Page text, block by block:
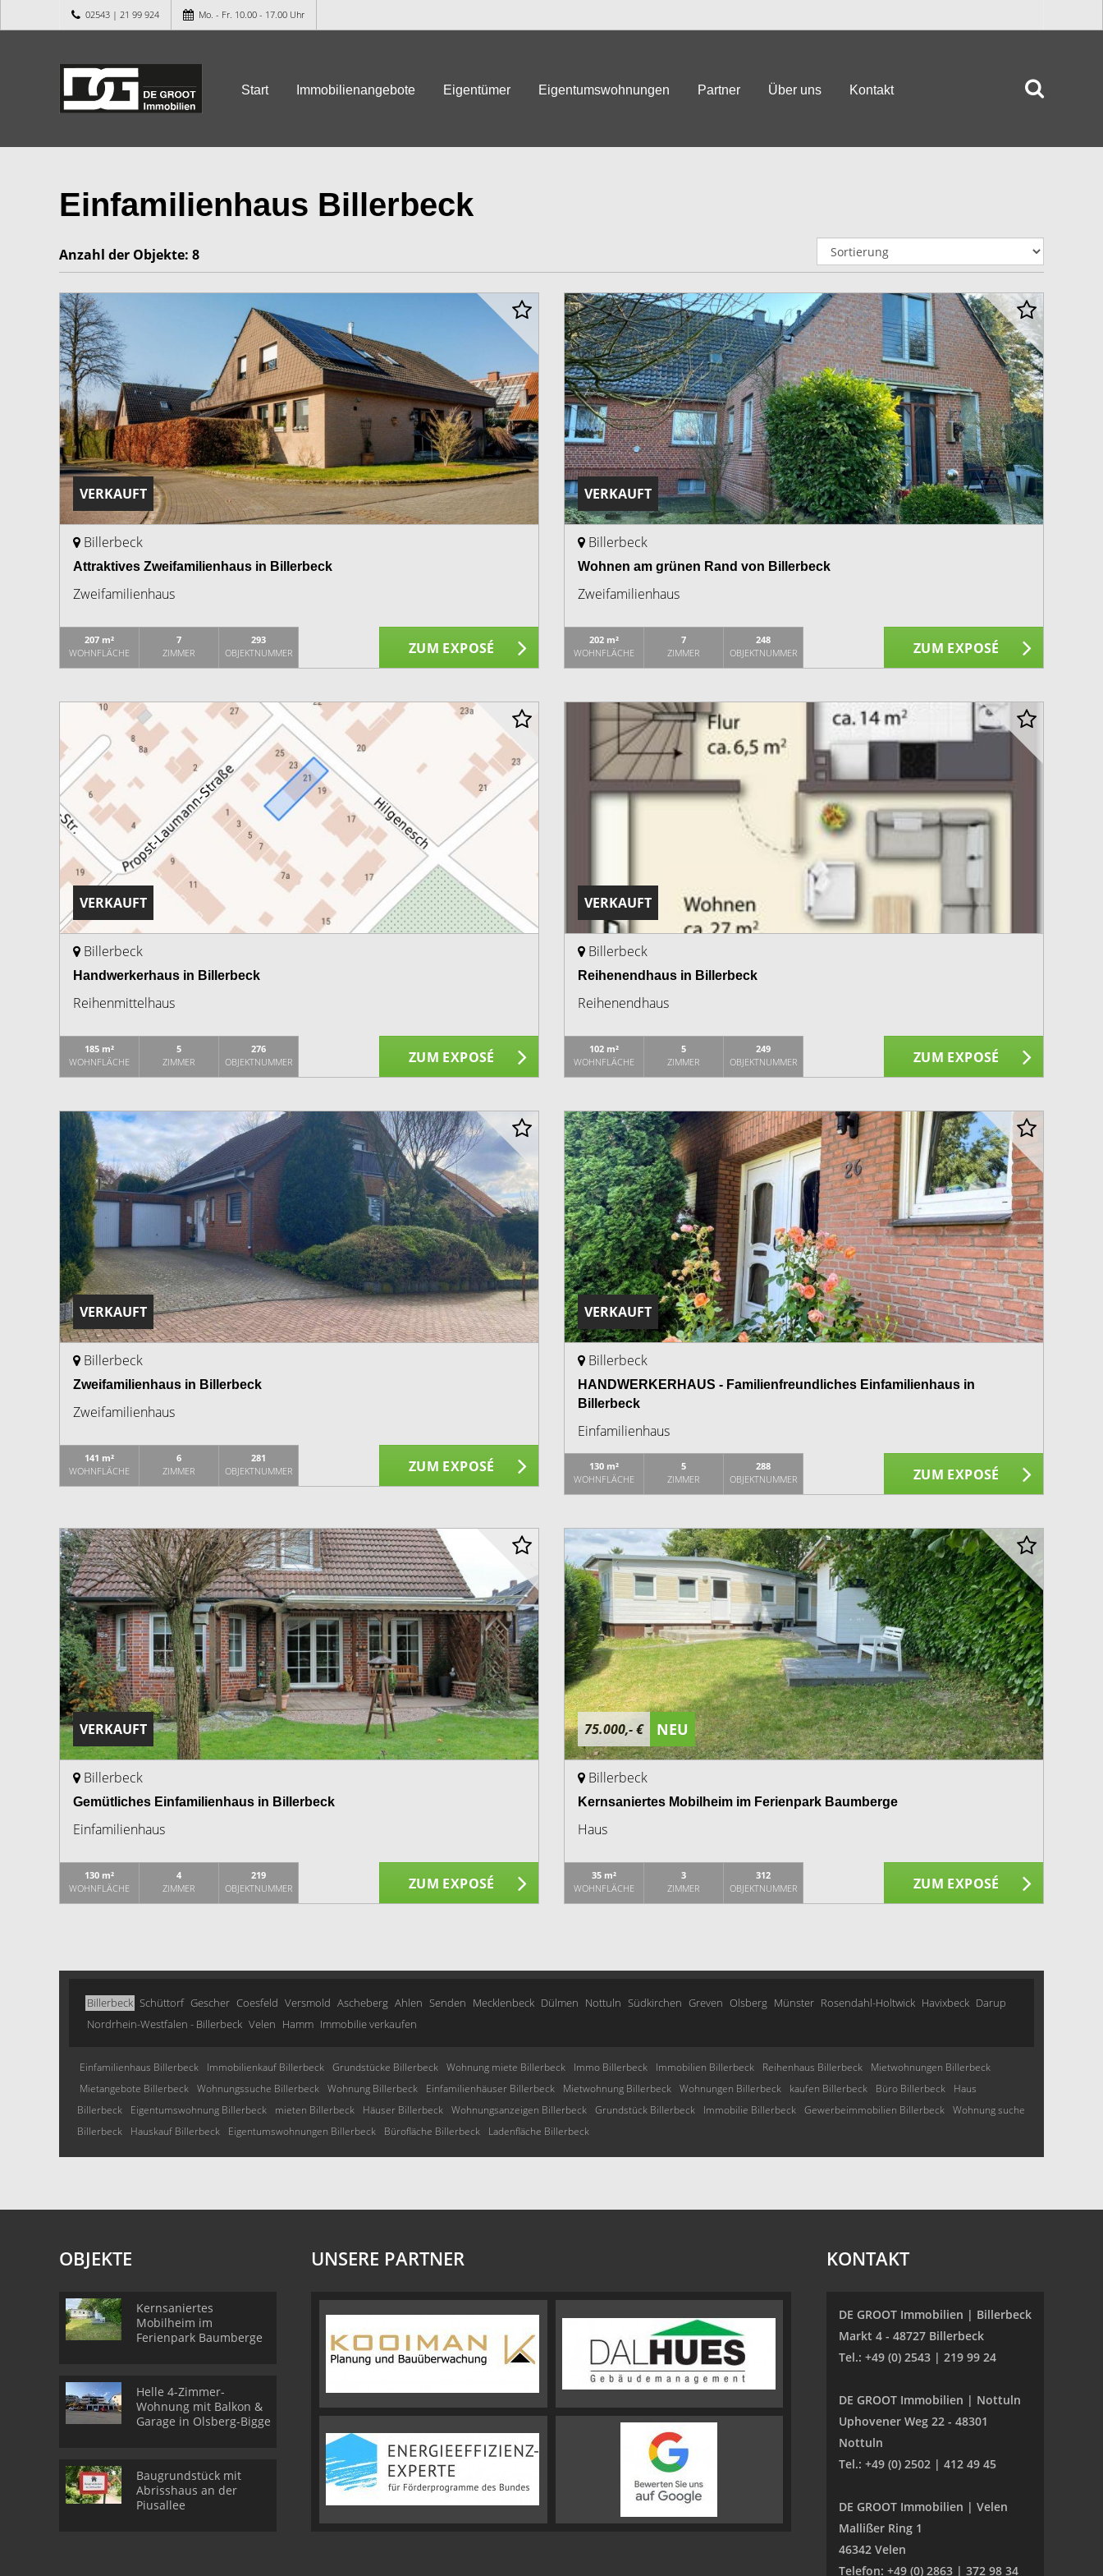
02543 | 21 99 924 Mo. - Fr. 10.00 - 17.00 Uhr
Start Immobilienangebote Eigentümer Eigentumswohnungen Partner Über uns Kontakt
Einfamilienhaus Billerbeck
Anzahl der Objekte: 8
VERKAUFT
Billerbeck
Attraktives Zweifamilienhaus in Billerbeck
Zweifamilienhaus
207 m²
WOHNFLÄCHE
7
ZIMMER
293
OBJEKTNUMMER
ZUM EXPOSÉ
VERKAUFT
Billerbeck
Wohnen am grünen Rand von Billerbeck
Zweifamilienhaus
202 m²
WOHNFLÄCHE
7
ZIMMER
248
OBJEKTNUMMER
ZUM EXPOSÉ
VERKAUFT
Billerbeck
Handwerkerhaus in Billerbeck
Reihenmittelhaus
185 m²
WOHNFLÄCHE
5
ZIMMER
276
OBJEKTNUMMER
ZUM EXPOSÉ
VERKAUFT
Billerbeck
Reihenendhaus in Billerbeck
Reihenendhaus
102 m²
WOHNFLÄCHE
5
ZIMMER
249
OBJEKTNUMMER
ZUM EXPOSÉ
VERKAUFT
Billerbeck
Zweifamilienhaus in Billerbeck
Zweifamilienhaus
141 m²
WOHNFLÄCHE
6
ZIMMER
281
OBJEKTNUMMER
ZUM EXPOSÉ
VERKAUFT
Billerbeck
HANDWERKERHAUS - Familienfreundliches Einfamilienhaus in
Billerbeck
Einfamilienhaus
130 m²
WOHNFLÄCHE
5
ZIMMER
288
OBJEKTNUMMER
ZUM EXPOSÉ
VERKAUFT
Billerbeck
Gemütliches Einfamilienhaus in Billerbeck
Einfamilienhaus
130 m²
WOHNFLÄCHE
4
ZIMMER
219
OBJEKTNUMMER
ZUM EXPOSÉ
75.000,- € NEU
Billerbeck
Kernsaniertes Mobilheim im Ferienpark Baumberge
Haus
35 m²
WOHNFLÄCHE
3
ZIMMER
312
OBJEKTNUMMER
ZUM EXPOSÉ
Billerbeck Schüttorf Gescher Coesfeld Versmold Ascheberg Ahlen Senden Mecklenbeck Dülmen Nottuln Südkirchen Greven Olsberg Münster Rosendahl-Holtwick Havixbeck Darup
Nordrhein-Westfalen - Billerbeck Velen Hamm Immobilie verkaufen
Einfamilienhaus Billerbeck Immobilienkauf Billerbeck Grundstücke Billerbeck Wohnung miete Billerbeck Immo Billerbeck Immobilien Billerbeck Reihenhaus Billerbeck
Mietwohnungen Billerbeck
Mietangebote Billerbeck Wohnungssuche Billerbeck Wohnung Billerbeck Einfamilienhäuser Billerbeck Mietwohnung Billerbeck Wohnungen Billerbeck kaufen Billerbeck Büro Billerbeck
Haus
Billerbeck
Eigentumswohnung Billerbeck mieten Billerbeck Häuser Billerbeck Wohnungsanzeigen Billerbeck Grundstück Billerbeck Immobilie Billerbeck Gewerbeimmobilien Billerbeck Wohnung suche
Billerbeck
Hauskauf Billerbeck Eigentumswohnungen Billerbeck Bürofläche Billerbeck Ladenfläche Billerbeck
OBJEKTE
Kernsaniertes
Mobilheim im
Ferienpark Baumberge
Helle 4-Zimmer-
Wohnung mit Balkon &
Garage in Olsberg-Bigge
Baugrundstück mit
Abrisshaus an der
Piusallee
UNSERE PARTNER KONTAKT
DE GROOT Immobilien | Billerbeck
Markt 4 - 48727 Billerbeck
Tel.: +49 (0) 2543 | 219 99 24
DE GROOT Immobilien | Nottuln
Uphovener Weg 22 - 48301
Nottuln
Tel.: +49 (0) 2502 | 412 49 45
DE GROOT Immobilien | Velen
Mallißer Ring 1
46342 Velen
Telefon: +49 (0) 2863 | 372 98 34